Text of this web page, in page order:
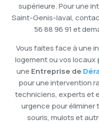
supérieure. Pour une
Saint-Genis-laval,
56 88 96 91 et
Vous faites face à une
logement ou vos locaux
une Entreprise de
pour une intervention
techniciens, experts et
urgence pour éliminer
souris, mulots et